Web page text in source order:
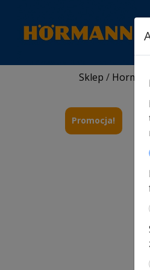
Sklep /
Promocja!